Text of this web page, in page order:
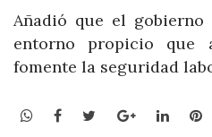
Añadió que el
entorno propicio que
fomente la seguridad
WhatsApp
Facebook
TwitterGoogle+